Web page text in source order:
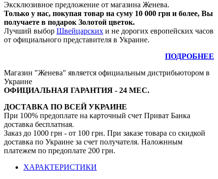
Эксклюзивное предложение от магазина Женева.
Только у нас, покупая товар на суму 10 000 грн и более, Вы
получаете в подарок Золотой цветок.
Лучший выбор Швейцарских и не дорогих европейских часов
от официального представителя в Украине.
ПОДРОБНЕЕ
Магазин "Женева" является официальным дистрибьютором в
Украине
ОФИЦИАЛЬНАЯ ГАРАНТИЯ - 24 МЕС.
ДОСТАВКА ПО ВСЕЙ УКРАИНЕ
При 100% предоплате на карточный счет Приват Банка
доставка бесплатная.
Заказ до 1000 грн - от 100 грн. При заказе товара со скидкой
доставка по Украине за счет получателя. Наложнным
платежем по предоплате 200 грн.
ХАРАКТЕРИСТИКИ